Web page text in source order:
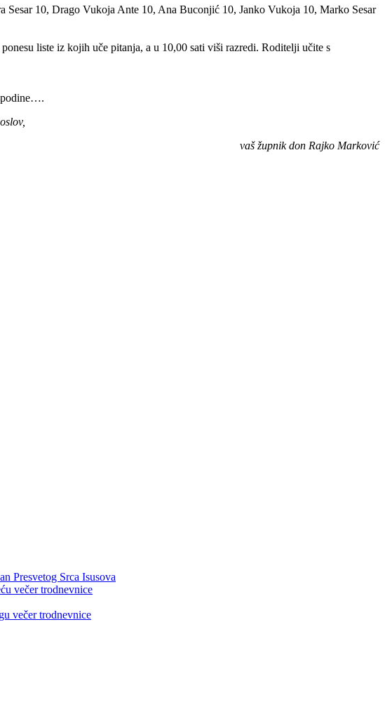
10, Drago Vukoja Ante 10, Ana Buconjić 10, Janko Vukoja 10, Marko Sesar
liste iz kojih uče pitanja, a u 10,00 sati viši razredi. Roditelji učite s
vaš župnik don Rajko Marković
Presvetog Srca Isusova
večer trodnevnice
večer trodnevnice